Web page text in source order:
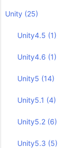
Unity (25)
Unity4.5 (1)
Unity4.6 (1)
Unity5 (14)
Unity5.1 (4)
Unity5.2 (6)
Unity5.3 (5)